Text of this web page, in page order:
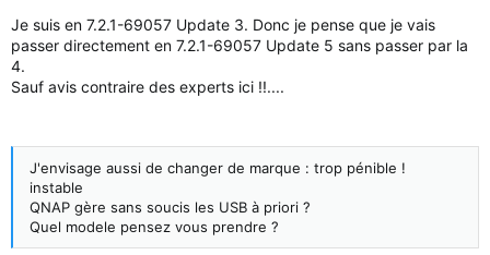
Je suis en 7.2.1-69057 Update 3. Donc je pense que je vais
passer directement en 7.2.1-69057 Update 5 sans passer par la
4.
Sauf avis contraire des experts ici !!....
J'envisage aussi de changer de marque : trop pénible !
instable
QNAP gère sans soucis les USB à priori ?
Quel modele pensez vous prendre ?